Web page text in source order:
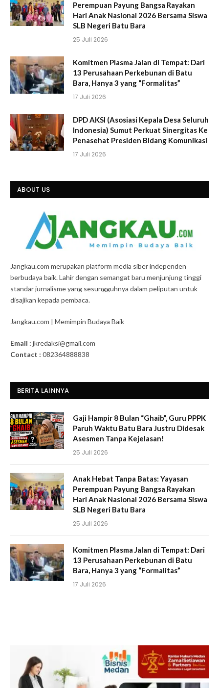
Perempuan Payung Bangsa Rayakan
Hari Anak Nasional 2026 Bersama Siswa
SLB Negeri Batu Bara
25 Juli 2026
Komitmen Plasma Jalan di Tempat: Dari
13 Perusahaan Perkebunan di Batu
Bara, Hanya 3 yang “Formalitas”
17 Juli 2026
DPD AKSI (Asosiasi Kepala Desa Seluruh
Indonesia) Sumut Perkuat Sinergitas Ke
Penasehat Presiden Bidang Komunikasi
17 Juli 2026
ABOUT US
Jangkau.com merupakan platform media siber independen
berbudaya baik. Lahir dengan semangat baru menjunjung tinggi
standar jurnalisme yang sesungguhnya dalam peliputan untuk
disajikan kepada pembaca.
Jangkau.com | Memimpin Budaya Baik
Email : jkredaksi@gmail.com
Contact : 082364888838
BERITA LAINNYA
Gaji Hampir 8 Bulan “Ghaib”, Guru PPPK
Paruh Waktu Batu Bara Justru Didesak
Asesmen Tanpa Kejelasan!
25 Juli 2026
Anak Hebat Tanpa Batas: Yayasan
Perempuan Payung Bangsa Rayakan
Hari Anak Nasional 2026 Bersama Siswa
SLB Negeri Batu Bara
25 Juli 2026
Komitmen Plasma Jalan di Tempat: Dari
13 Perusahaan Perkebunan di Batu
Bara, Hanya 3 yang “Formalitas”
17 Juli 2026